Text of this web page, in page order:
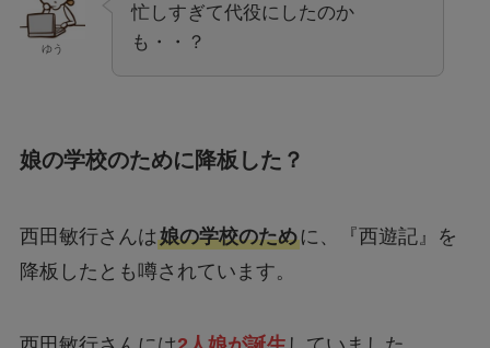
ゆう
忙しすぎて代役にしたのか
も・・？
娘の学校のために降板した？
西田敏行さんは娘の学校のために、『西遊記』を
降板したとも噂されています。